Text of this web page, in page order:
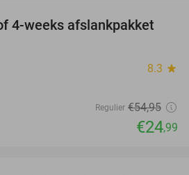
55%
4-weeks afslankpakket
8.3 star
Regulier €54,95
€24,99